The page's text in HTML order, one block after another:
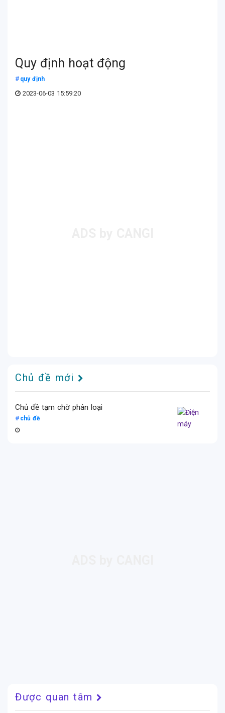
Quy định hoạt động
quy định
2023-06-03 15:59:20
Chủ đề mới
Chủ đề tạm chờ phân loại
chủ đề
Được quan tâm